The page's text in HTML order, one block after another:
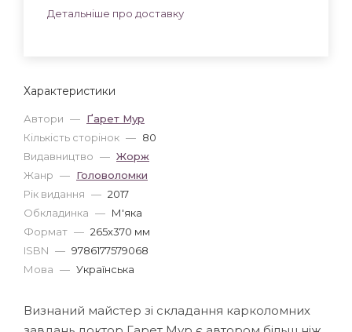
Характеристики
Автори — Ґарет Мур
Кількість сторінок — 80
Видавництво — Жорж
Жанр — Головоломки
Рік видання — 2017
Обкладинка — М'яка
Формат — 265x370 мм
ISBN — 9786177579068
Мова — Українська
Детальніше про доставку
Визнаний майстер зі складання карколомних